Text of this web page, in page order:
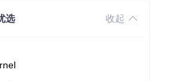
选 收起